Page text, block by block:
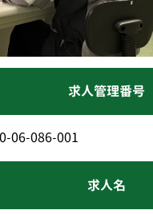
求人管理番号
06-086-001
求人名